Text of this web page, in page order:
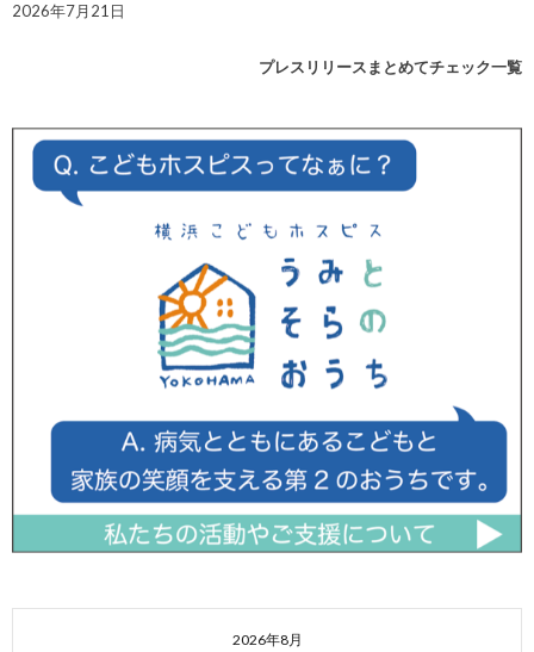
2026年7月21日
プレスリリースまとめてチェック一覧
2026年8月